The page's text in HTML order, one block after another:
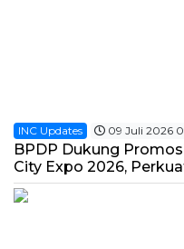
INC Updates 09 Juli 2026
BPDP Dukung
City Expo 2026,